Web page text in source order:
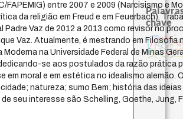
FAPEMIG) entre 2007 e 2009 (Narcisismo e
da religião em Freud e em Feuerbach).
Padre Vaz de 2012 a 2013 como revisor no
Vaz. Atualmente, é mestrando em Filosofia
Moderna na Universidade Federal de Minas
se aos postulados da razão prática
em moral e em estética no idealismo alemão.
natureza; sumo Bem; história das
seu interesse são Schelling, Goethe, Jung,
chave
fundamentalismo
jacobi
protágoras
experiência
metafísica do tempo
género idade
intolerância history of philosophy
homem-medida
j.c.m. neto
palavra
perdón leyes
violencia
guayaquil
logos
lei acquaintance
desejo
sacrifício
bataille
mind
therapy